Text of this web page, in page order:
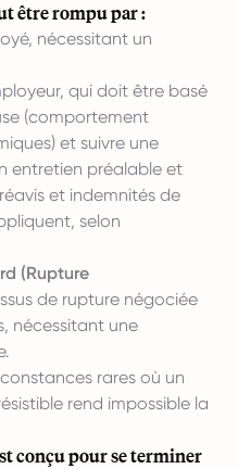
être rompu par :
nécessitant un
qui doit être basé
(comportement
et suivre une
entretien préalable et
et indemnités de
selon
(Rupture
de rupture négociée
nécessitant une
rares où un
rend impossible la
conçu pour se terminer